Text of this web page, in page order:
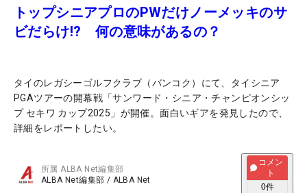
トップシニアプロのPWだけノーメッキのサ
ビだらけ!? 何の意味があるの？
タイのレガシーゴルフクラブ（バンコク）にて、タイシニア
PGAツアーの開幕戦「サンワード・シニア・チャンピオンシッ
プ セキワ カップ2025」が開催。面白いギアを発見したので、
詳細をレポートしたい。
所属ALBA Net編集部
ALBA Net編集部 / ALBA Net
コメン
ト
0件